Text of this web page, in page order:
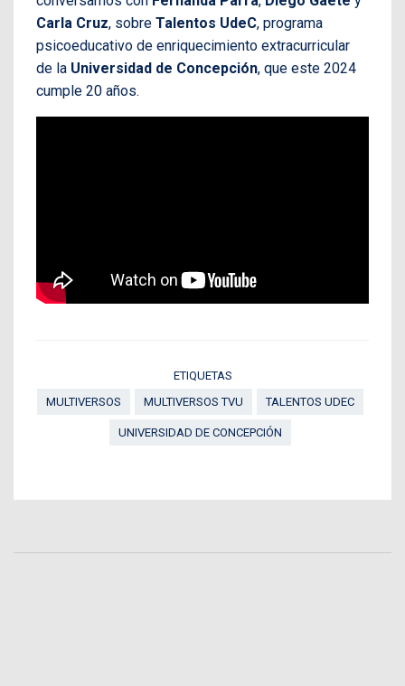
Carla Cruz, sobre Talentos UdeC, programa
psicoeducativo de enriquecimiento extracurricular
de la Universidad de Concepción, que este 2024
cumple 20 años.
ETIQUETAS
MULTIVERSOS
MULTIVERSOS TVU TALENTOS UDEC
UNIVERSIDAD DE CONCEPCIÓN